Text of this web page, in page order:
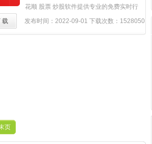
去哪high，精彩附近板块带您逛遍身边好去
处-附近的优惠随心选，买单付款还能支付
价有保障……
花顺 股票 炒股软件提供专业的免费实时行
情，极速交易；全面金融数据，智能投资服
载 发布时间：2022-09-01 下载次数：1528050
页